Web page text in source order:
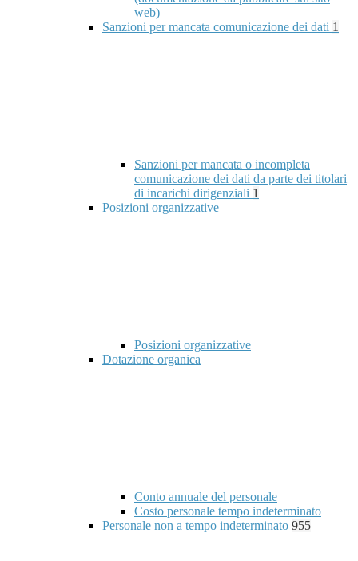
web)
Sanzioni per mancata comunicazione dei dati 1
Sanzioni per mancata o incompleta
comunicazione dei dati da parte dei titolari
di incarichi dirigenziali 1
Posizioni organizzative
Posizioni organizzative
Dotazione organica
Conto annuale del personale
Costo personale tempo indeterminato
Personale non a tempo indeterminato 955